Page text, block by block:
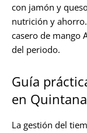
con jamón y
nutrición y
casero de mango
del periodo.
Guía
en
La gestión del